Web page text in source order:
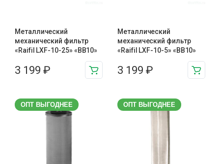
Металлический
механический фильтр
«Raifil LXF-10-25» «BB10»
3 199 ₽
Металлический
механический фильтр
«Raifil LXF-10-5» «BB10»
3 199 ₽
ОПТ ВЫГОДНЕЕ ОПТ ВЫГОДНЕЕ